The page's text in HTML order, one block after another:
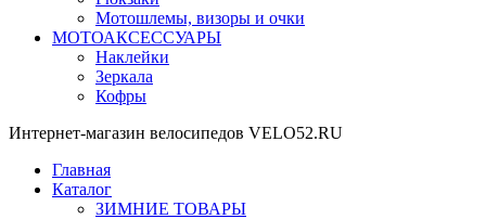
Мотошлемы, визоры и очки
МОТОАКСЕССУАРЫ
Наклейки
Зеркала
Кофры
Интернет-магазин велосипедов VELO52.RU
Главная
Каталог
ЗИМНИЕ ТОВАРЫ